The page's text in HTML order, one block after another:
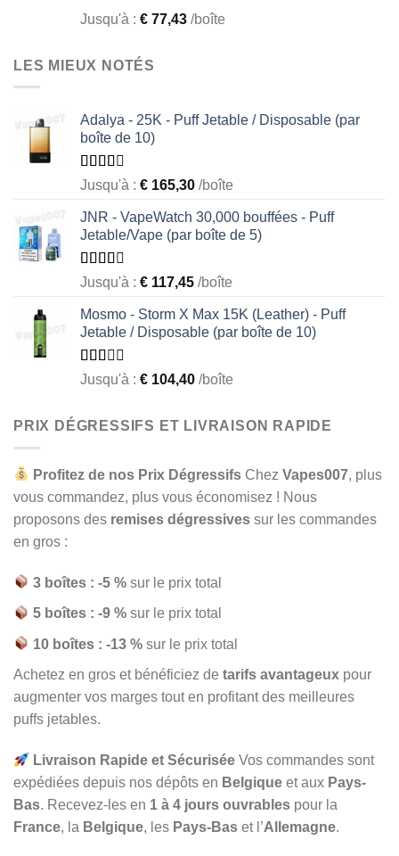
Rated
of
5
Jusqu'à : € 77,43 /boîte
LES MIEUX NOTÉS
Adalya - 25K - Puff Jetable / Disposable (par
boîte de 10)
Rated
out of
5
Jusqu'à : € 165,30 /boîte
JNR - VapeWatch 30,000 bouffées - Puff
Jetable/Vape (par boîte de 5)
Rated
out of
5
Jusqu'à : € 117,45 /boîte
Mosmo - Storm X Max 15K (Leather) - Puff
Jetable / Disposable (par boîte de 10)
Rated
of 5
Jusqu'à : € 104,40 /boîte
PRIX DÉGRESSIFS ET LIVRAISON RAPIDE
Profitez de nos Prix Dégressifs ChezVapes007, plus
vous commandez, plus vous économisez ! Nous
proposons des remises dégressives sur les commandes
en gros :
3 boîtes : -5 % sur le prix total
5 boîtes : -9 % sur le prix total
10 boîtes : -13 % sur le prix total
Achetez en gros et bénéficiez de tarifs avantageux pour
augmenter vos marges tout en profitant des meilleures
puffs jetables.
Livraison Rapide et Sécurisée Vos commandes sont
expédiées depuis nos dépôts en Belgique et aux Pays-
Bas. Recevez-les en 1 à 4 jours ouvrables pour la
France, la Belgique, les Pays-Bas et l’Allemagne.